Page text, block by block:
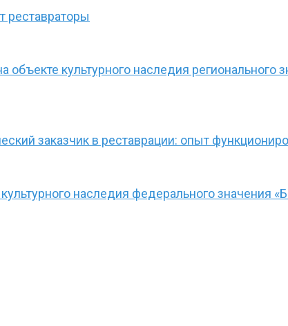
реставраторы
культурного наследия
заказчик в реставрации: опыт
наследия федерального значения